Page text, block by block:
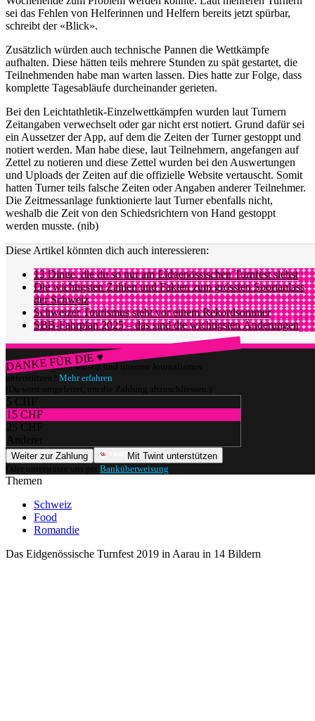
sei das Fehlen von Helferinnen und Helfern bereits jetzt spürbar,
schreibt der «Blick».
Zusätzlich würden auch technische Pannen die Wettkämpfe
aufhalten. Diese hätten teils mehrere Stunden zu spät gestartet, die
Teilnehmenden habe man warten lassen. Dies hatte zur Folge, dass
komplette Tagesabläufe durcheinander gerieten.
Bei den Leichtathletik-Einzelwettkämpfen wurden laut Turnern
Zeitangaben verwechselt oder gar nicht erst notiert. Grund dafür sei
ein Aussetzer der App, auf dem die Zeiten der Turner gestoppt und
notiert werden. Man habe diese, laut Teilnehmern, angefangen auf
Zettel zu notieren und diese Zettel wurden bei den Auswertungen
und Uploads der Zeiten auf die offizielle Website vertauscht. Somit
hatten Turner teils falsche Zeiten oder Angaben anderer Teilnehmer.
Die Zeitmessanlage funktionierte laut Turner ebenfalls nicht,
weshalb die Zeit von den Schiedsrichtern von Hand gestoppt
werden musste. (nib)
Diese Artikel könnten dich auch interessieren:
13 Dinge, die du so nur am Eidgenössischen Turnfest siehst
Die wichtigsten Zahlen und Fakten zum grössten Sportanlass
der Schweiz
Schweizer Tourismus steht vor einem Rekordsommer
SBB-Fahrplan 2025 – das sind die wichtigsten Änderungen
DANKE FÜR DIE ♥
Würdest du gerne watson und unseren Journalismus
unterstützen? Mehr erfahren
(Du wirst umgeleitet, um die Zahlung abzuschliessen.)
5 CHF
15 CHF
25 CHF
Anderer
Weiter zur Zahlung
Mit Twint unterstützen
Oder unterstütze uns per Banküberweisung
Themen
Schweiz
Food
Romandie
Das Eidgenössische Turnfest 2019 in Aarau in 14 Bildern